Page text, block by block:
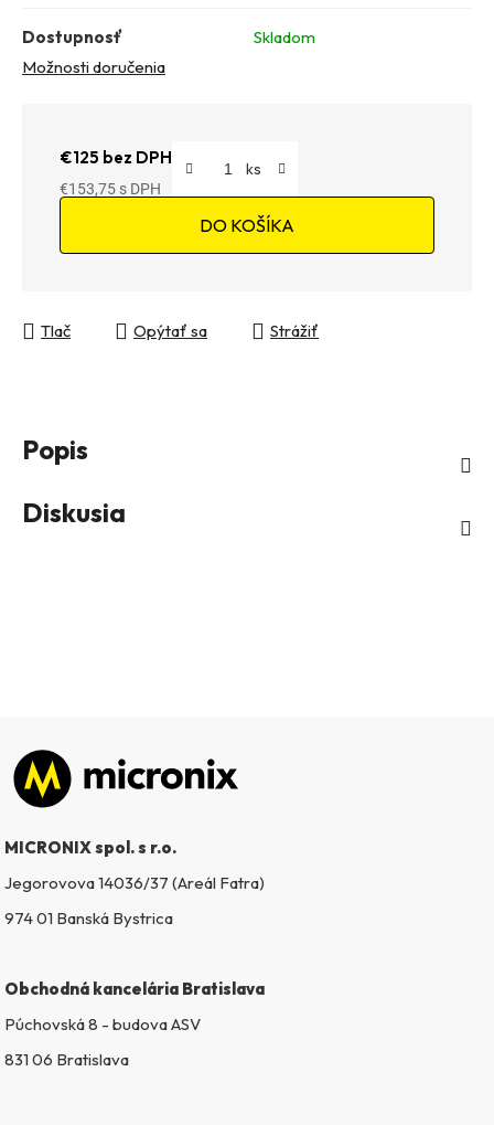
Dostupnosť
Skladom
Možnosti doručenia
€125 bez DPH
€153,75
DO KOŠÍKA
Tlač Opýtať sa Strážiť
Popis
Diskusia
Zápätie
MICRONIX spol. s r.o.
Jegorovova 14036/37 (Areál Fatra)
974 01 Banská Bystrica
Obchodná kancelária Bratislava
Púchovská 8 - budova ASV
831 06 Bratislava